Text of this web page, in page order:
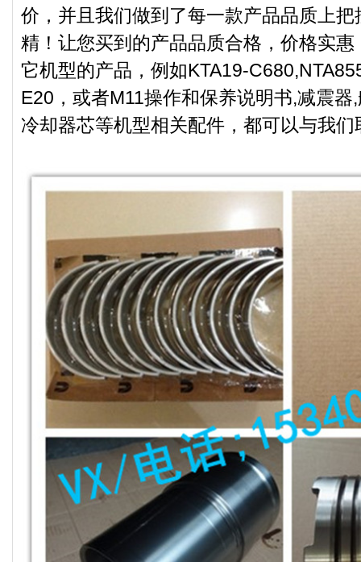
价，并且我们做到了每一款产品品质上
精！让您买到的产品品质合格，价格实
它机型的产品，例如KTA19-
E20，或者M11操作和保养说明书,减震
冷却器芯等机型相关配件，都可以与我们